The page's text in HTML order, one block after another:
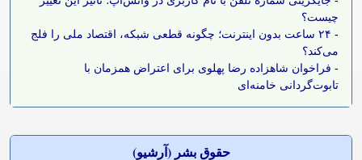
چیست؟
-
۲۴ ساعت بدون اینترنت؛ چگونه قطعی شبکه، اقتصاد ملی را فلج
می‌کند؟
- فراخوان شاهزاده رضا پهلوی برای اعتراض همزمان با
تابوت‌گردانی خامنه‌ای
حقوق بشر (آرشيو)